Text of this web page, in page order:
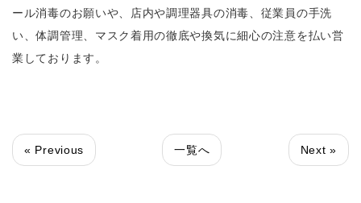
ール消毒のお願いや、店内や調理器具の消毒、従業員の手洗
い、体調管理、マスク着用の徹底や換気に細心の注意を払い営
業しております。
« Previous 一覧へ Next »